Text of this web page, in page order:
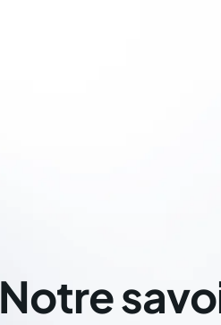
Notre